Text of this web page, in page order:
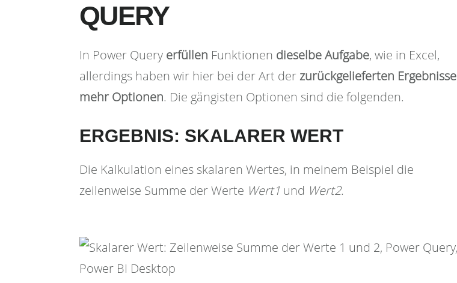
QUERY
In Power Query erfüllen Funktionen dieselbeAufgabe, wie in Excel,
allerdings haben wir hier bei der Art derzurückgelieferten Ergebnisse
mehr Optionen. Die gängisten Optionen sind die folgenden.
ERGEBNIS: SKALARER WERT
Die Kalkulation eines skalaren Wertes, in meinem Beispiel die
zeilenweise Summe der Werte Wert1 und Wert2.